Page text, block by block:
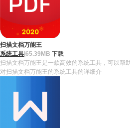
扫描文档万能王
系统工具 65.39MB 下载
扫描文档万能王是一款高效的系统工具，可以帮
对扫描文档万能王的系统工具的详细介